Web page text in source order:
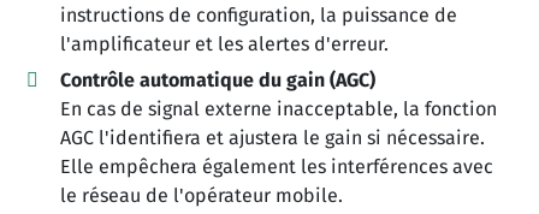
instructions de configuration, la puissance de
l'amplificateur et les alertes d'erreur.
Contrôle automatique du gain (AGC)
En cas de signal externe inacceptable, la fonction
AGC l'identifiera et ajustera le gain si nécessaire.
Elle empêchera également les interférences avec
le réseau de l'opérateur mobile.